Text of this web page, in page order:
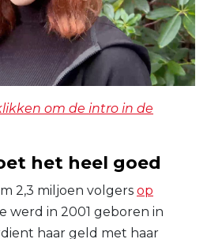
om de intro in de
het heel goed
2,3 miljoen volgers op
werd in 2001 geboren in
haar geld met haar